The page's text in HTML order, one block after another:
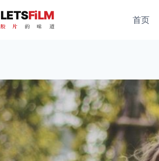
LETSFiLM
胶 片 的 味 道
首页